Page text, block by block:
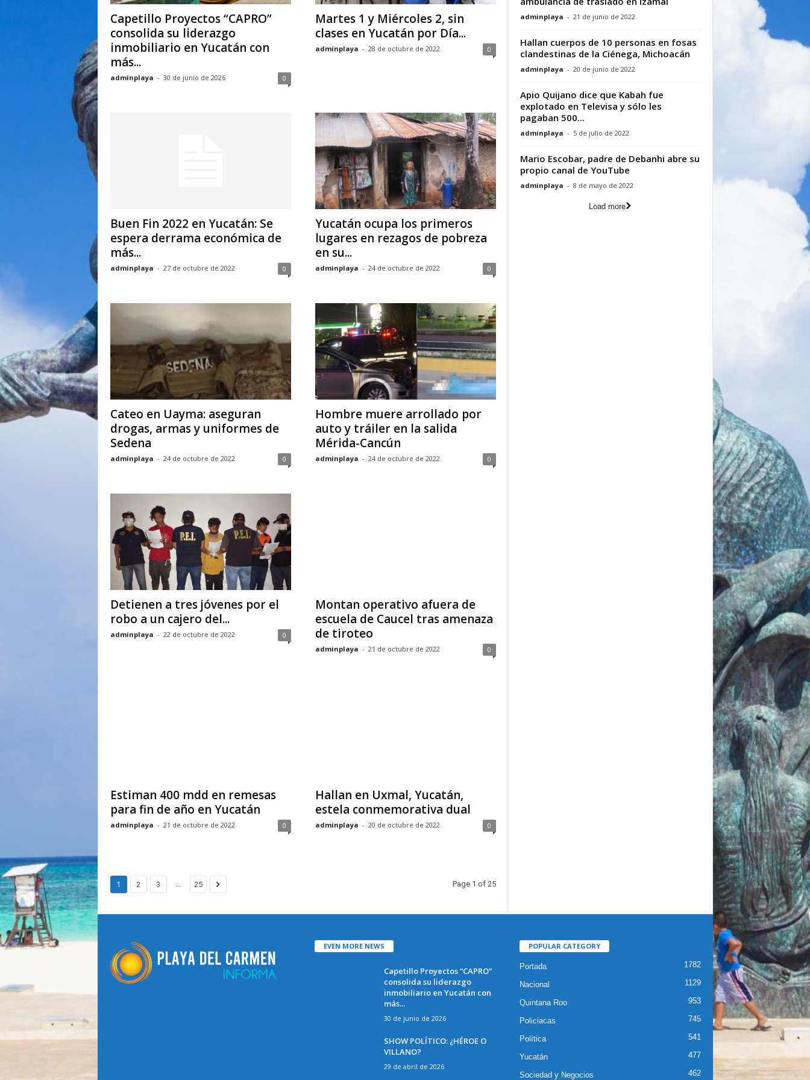
Capetillo Proyectos “CAPRO”
consolida su liderazgo
inmobiliario en Yucatán con
más...
adminplaya - 30 de junio de 2026 0
Martes 1 y Miércoles 2, sin
clases en Yucatán por Día...
adminplaya - 28 de octubre de 2022 0
Buen Fin 2022 en Yucatán: Se
espera derrama económica de
más...
adminplaya - 27 de octubre de 2022 0
Yucatán ocupa los primeros
lugares en rezagos de pobreza
en su...
adminplaya - 24 de octubre de 2022 0
Cateo en Uayma: aseguran
drogas, armas y uniformes de
Sedena
adminplaya - 24 de octubre de 2022 0
Hombre muere arrollado por
auto y tráiler en la salida
Mérida-Cancún
adminplaya - 24 de octubre de 2022 0
Detienen a tres jóvenes por el
robo a un cajero del...
adminplaya - 22 de octubre de 2022 0
Montan operativo afuera de
escuela de Caucel tras amenaza
de tiroteo
adminplaya - 21 de octubre de 2022 0
Estiman 400 mdd en remesas
para fin de año en Yucatán
adminplaya - 21 de octubre de 2022 0
Hallan en Uxmal, Yucatán,
estela conmemorativa dual
adminplaya - 20 de octubre de 2022 0
1 2 3 ... 25 Page 1 of 25
adminplaya - 21 de junio de 2022
Hallan cuerpos de 10 personas en fosas
clandestinas de la Ciénega, Michoacán
adminplaya - 20 de junio de 2022
Apio Quijano dice que Kabah fue
explotado en Televisa y sólo les
pagaban 500...
adminplaya - 5 de julio de 2022
Mario Escobar, padre de Debanhi abre su
propio canal de YouTube
adminplaya - 8 de mayo de 2022
Load more
EVEN MORE NEWS
Capetillo Proyectos “CAPRO”
consolida su liderazgo
inmobiliario en Yucatán con
más...
30 de junio de 2026
SHOW POLÍTICO: ¿HÉROE O
VILLANO?
29 de abril de 2026
POPULAR CATEGORY
Portada 1782
Nacional 1129
Quintana Roo 953
Policiacas 745
Política 541
Yucatán 477
Sociedad y Negocios 462